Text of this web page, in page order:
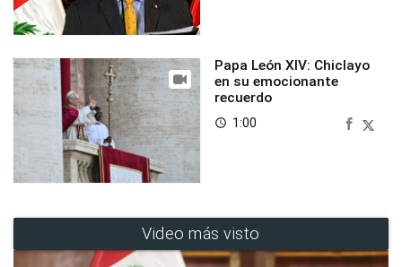
Papa León XIV: Chiclayo
en su emocionante
recuerdo
access_time 1:00
Video más visto